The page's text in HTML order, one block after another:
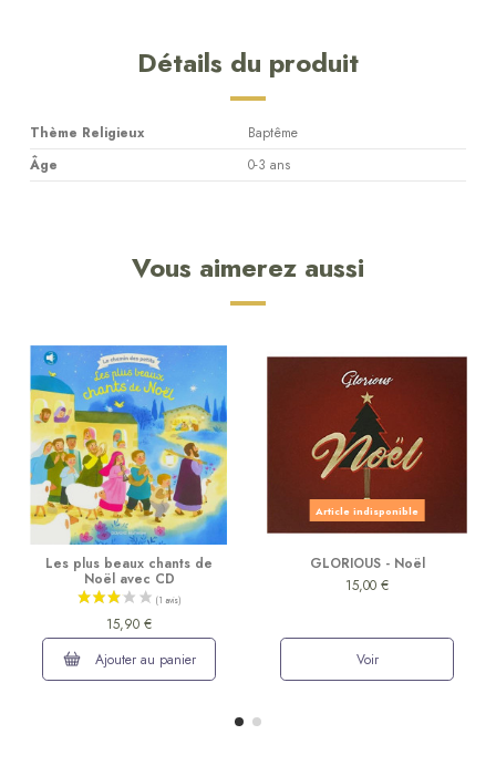
Détails du produit
Thème Religieux
Baptême
Âge
0-3 ans
Vous aimerez aussi
Les plus beaux chants de
Noël avec CD
15,90 €
Ajouter au panier
Article indisponible
GLORIOUS - Noël
15,00 €
Voir